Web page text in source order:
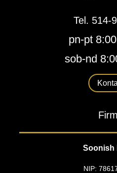
Tel. 514-
pn-pt
sob-nd
Soonish
NIP: